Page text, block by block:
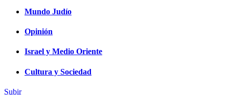
Mundo Judío
Opinión
Israel y Medio Oriente
Cultura y Sociedad
Subir